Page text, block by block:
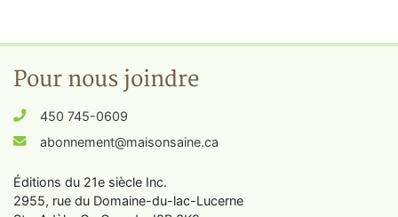
Pour nous joindre
450 745-0609
abonnement@maisonsaine.ca
Éditions du 21e siècle Inc.
2955, rue du Domaine-du-lac-Lucerne